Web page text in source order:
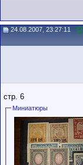
24.08.2007, 23:27:11
стр. 6
Миниатюры